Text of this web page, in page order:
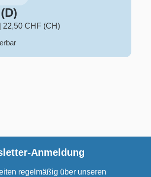
22,50 CHF (CH)
Anmeldung
regelmäßig über unseren